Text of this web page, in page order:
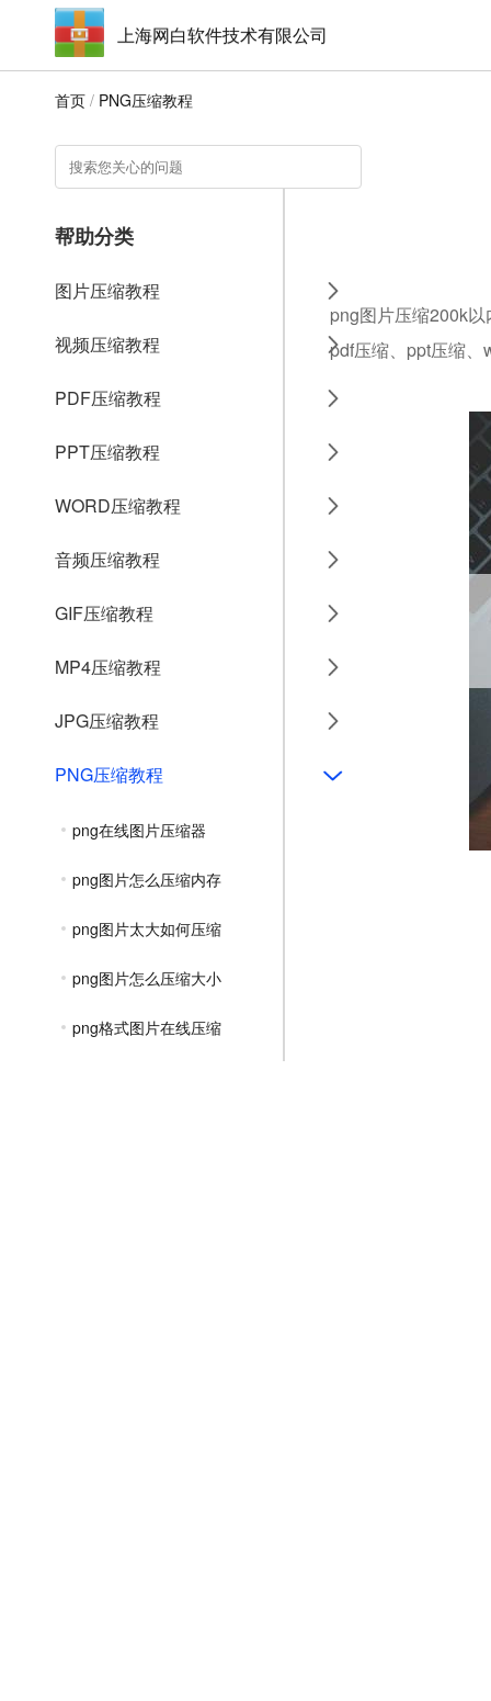
上海网白软件技术有限公司
首页 / PNG压缩教程
帮助分类
图片压缩教程
视频压缩教程
PDF压缩教程
PPT压缩教程
WORD压缩教程
音频压缩教程
GIF压缩教程
MP4压缩教程
JPG压缩教程
PNG压缩教程
png在线图片压缩器
png图片怎么压缩内存
png图片太大如何压缩
png图片怎么压缩大小
png格式图片在线压缩
png图片压缩200k
pdf压缩、ppt压缩